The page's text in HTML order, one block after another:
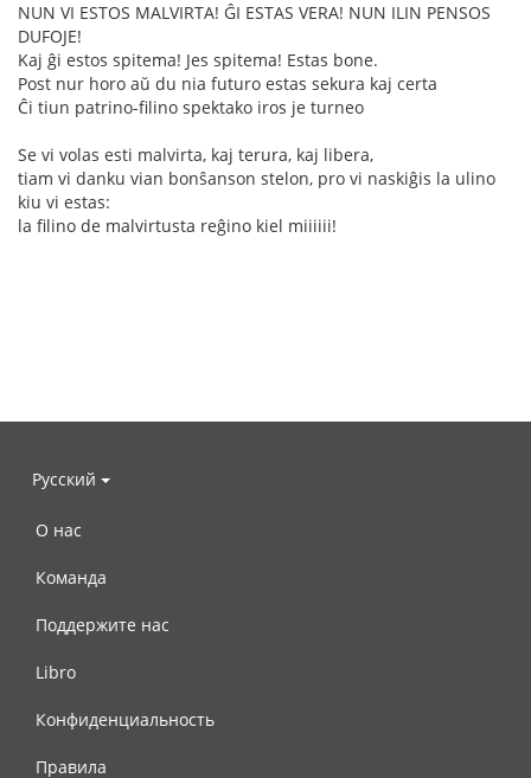
NUN VI ESTOS MALVIRTA! ĜI ESTAS VERA! NUN ILIN PENSOS
DUFOJE!
Kaj ĝi estos spitema! Jes spitema! Estas bone.
Post nur horo aŭ du nia futuro estas sekura kaj certa
Ĉi tiun patrino-filino spektako iros je turneo
Se vi volas esti malvirta, kaj terura, kaj libera,
tiam vi danku vian bonŝanson stelon, pro vi naskiĝis la ulino
kiu vi estas:
la filino de malvirtusta reĝino kiel miiiiii!
Русский
О нас
Команда
Поддержите нас
Libro
Конфиденциальность
Правила